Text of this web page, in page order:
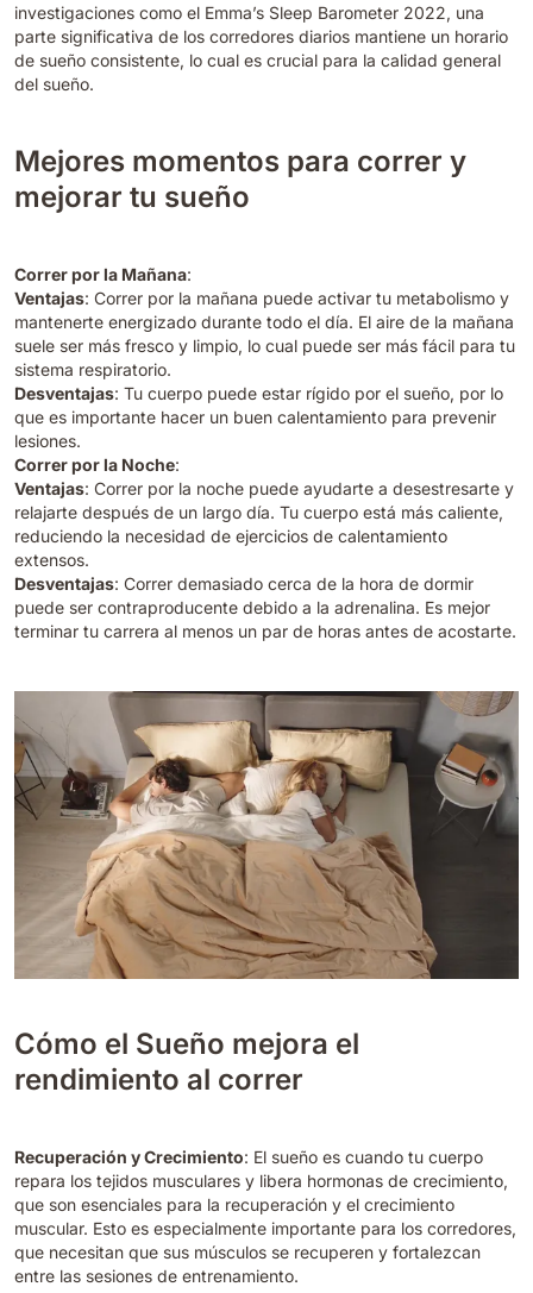
investigaciones como el Emma’s Sleep Barometer 2022, una
parte significativa de los corredores diarios mantiene un horario
de sueño consistente, lo cual es crucial para la calidad general
del sueño.
Mejores momentos para correr y
mejorar tu sueño
Correr por la Mañana:
Ventajas: Correr por la mañana puede activar tu metabolismo y
mantenerte energizado durante todo el día. El aire de la mañana
suele ser más fresco y limpio, lo cual puede ser más fácil para tu
sistema respiratorio.
Desventajas: Tu cuerpo puede estar rígido por el sueño, por lo
que es importante hacer un buen calentamiento para prevenir
lesiones.
Correr por la Noche:
Ventajas: Correr por la noche puede ayudarte a desestresarte y
relajarte después de un largo día. Tu cuerpo está más caliente,
reduciendo la necesidad de ejercicios de calentamiento
extensos.
Desventajas: Correr demasiado cerca de la hora de dormir
puede ser contraproducente debido a la adrenalina. Es mejor
terminar tu carrera al menos un par de horas antes de acostarte.
Cómo el Sueño mejora el
rendimiento al correr
Recuperación y Crecimiento: El sueño es cuando tu cuerpo
repara los tejidos musculares y libera hormonas de crecimiento,
que son esenciales para la recuperación y el crecimiento
muscular. Esto es especialmente importante para los corredores,
que necesitan que sus músculos se recuperen y fortalezcan
entre las sesiones de entrenamiento.